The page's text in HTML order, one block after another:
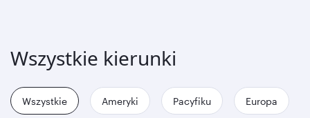
Wszystkie kierunki
Wszystkie Ameryki Pacyfiku Europa